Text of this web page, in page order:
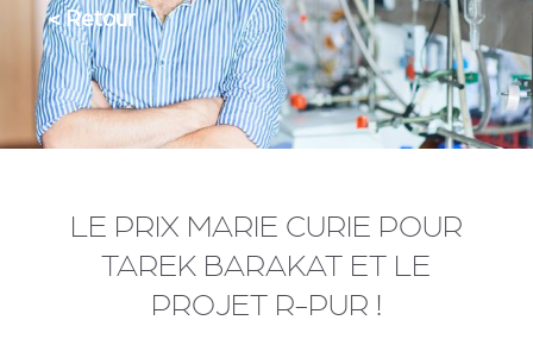
< Retour
LE PRIX MARIE CURIE POUR
TAREK BARAKAT ET LE
PROJET R-PUR !